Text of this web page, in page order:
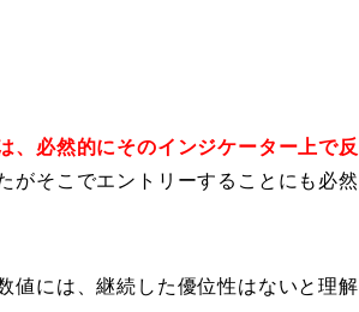
、必然的にそのインジケーター上で反
がそこでエントリーすることにも必然
値には、継続した優位性はないと理解